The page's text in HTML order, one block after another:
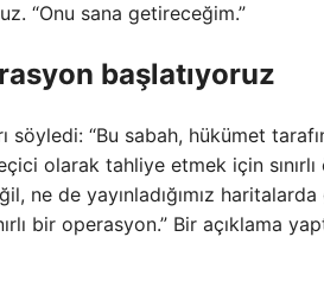
“Onu sana getireceğim.”
başlatıyoruz
söyledi: “Bu sabah, hükümet
olarak tahliye etmek için
ne de yayınladığımız
bir operasyon.” Bir açıklama